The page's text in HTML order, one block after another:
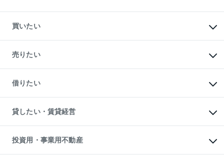
買いたい
新築・分譲マンションの購入
中古マンションの購入
一戸建ての購入
中古一戸建ての購入
不動産購入の流れ
注目キーワード物件特集
購入ガイド
English 繁体中文簡体中文
売りたい
一戸建ての売却・査定
土地の売却・査定
スピードAI査定
不動産査定について
不動産売却の流れ
不動産買換えの流れ
売却ガイド
借りたい
オフィス・店舗の賃貸
借りるときの流れ
借りるガイド
貸したい・賃貸経営
マンション賃料データ
賃貸管理プラン
リロケーションについて
投資用・事業用不動産